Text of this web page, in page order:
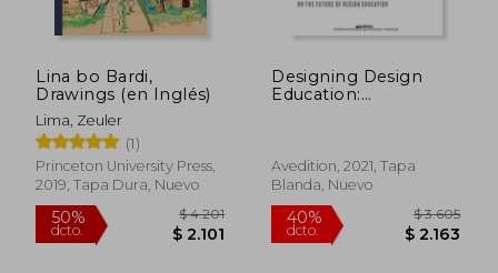
45%
dcto. $ 1.668
Lina bo Bardi,
Drawings (en Inglés)
Lima, Zeuler
(1)
Princeton University Press,
2019, Tapa Dura, Nuevo
Designing Design
Education:
Avedition, 2021, Tapa
Blanda, Nuevo